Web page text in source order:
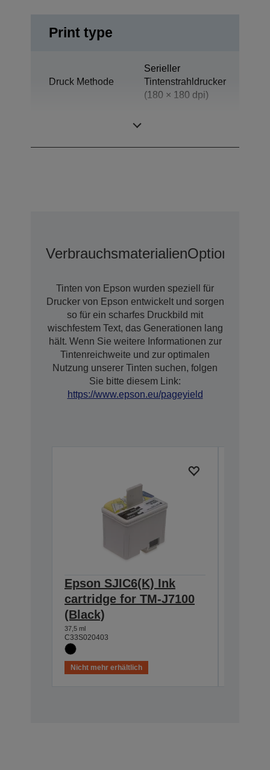
Print type
Druck Methode
Serieller
Tintenstrahldrucker
(180 × 180 dpi)
VerbrauchsmaterialienOptionen
Tinten von Epson wurden speziell für
Drucker von Epson entwickelt und sorgen
so für ein scharfes Druckbild mit
wischfestem Text, das Generationen lang
hält. Wenn Sie weitere Informationen zur
Tintenreichweite und zur optimalen
Nutzung unserer Tinten suchen, folgen
Sie bitte diesem Link:
https://www.epson.eu/pageyield
Epson SJIC6(K) Ink
cartridge for TM-J7100
(Black)
37,5 ml
C33S020403
Nicht mehr erhältlich